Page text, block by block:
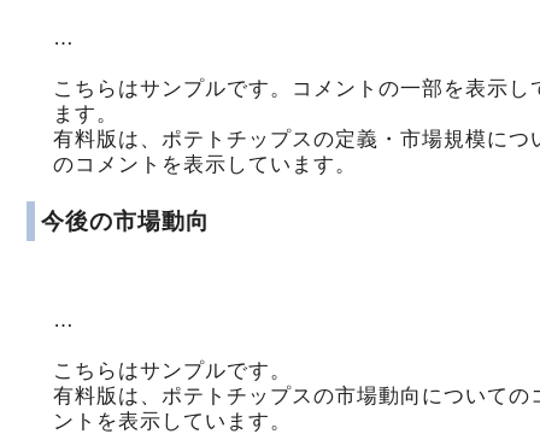
…
こちらはサンプルです。コメントの一部を表示し
ます。
有料版は、ポテトチップスの定義・市場規模につ
のコメントを表示しています。
今後の市場動向
…
こちらはサンプルです。
有料版は、ポテトチップスの市場動向についての
ントを表示しています。